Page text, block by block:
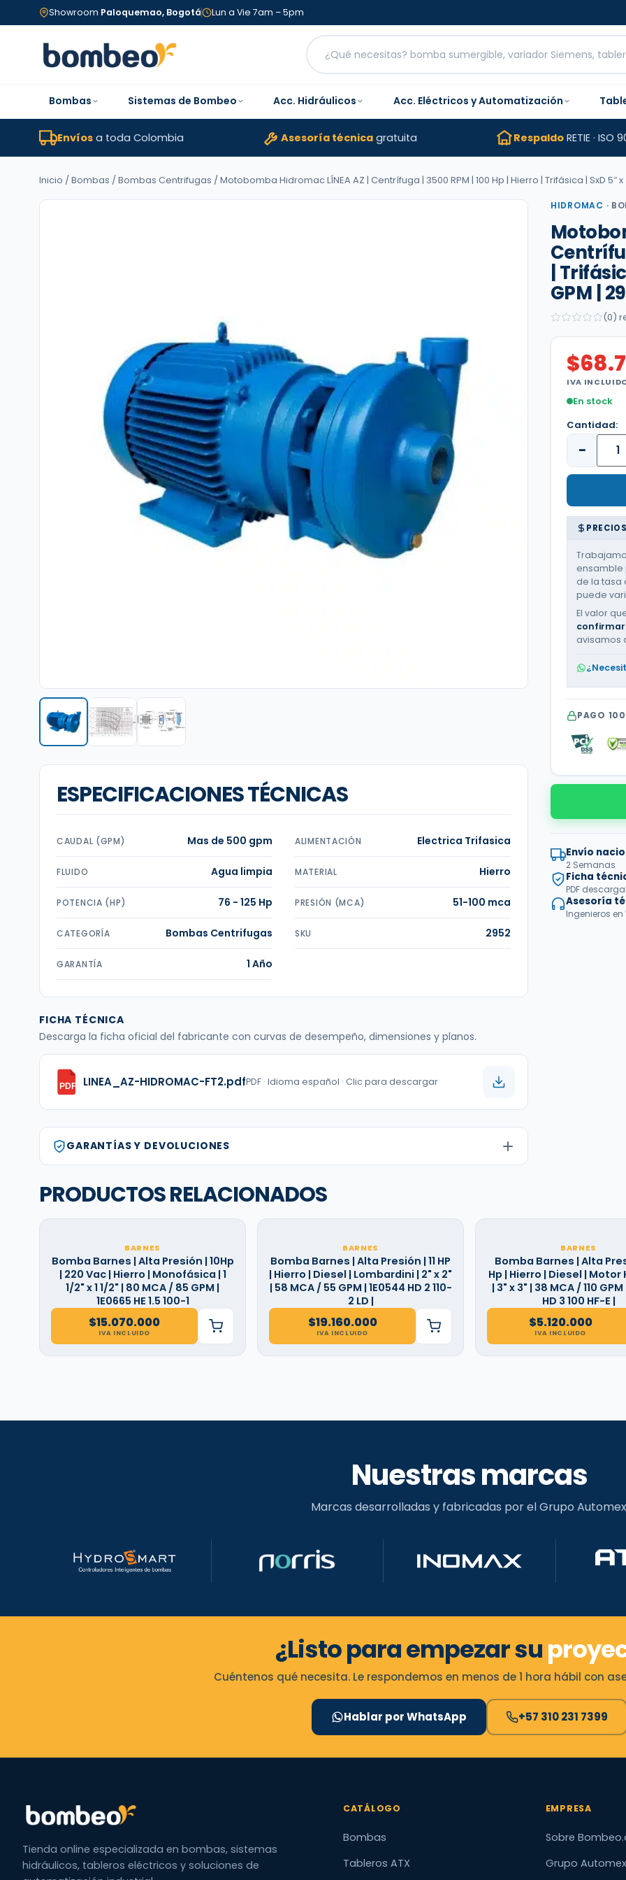
Showroom Paloquemao, Bogotá Lun a Vie 7am – 5pm
Bombas Sistemas de Bombeo Acc. Hidráulicos Acc. Eléctricos y Automatización
Envíos a toda Colombia Asesoría técnicagratuita Respaldo RETIE · ISO
Inicio /Bombas /Bombas Centrifugas / Motobomba Hidromac LÍNEA AZ | Centrífuga | 3500 RPM | 100 Hp | Hierro | Trifásica | SxD 5″
HIDROMAC ·
|
GPM |
(0)
$
IVA
En stock
Cantidad:
−
ensamble
de la tasa
puede
El valor
avisamos
PAGO
Envío
2 Semanas
Ficha
PDF
Asesoría
Ingenieros en
ESPECIFICACIONES TÉCNICAS
CAUDAL (GPM) Mas de 500 gpm ALIMENTACIÓN Electrica Trifasica
FLUIDO Agua limpia MATERIAL Hierro
POTENCIA (HP) 76 - 125 Hp PRESIÓN (MCA) 51-100 mca
CATEGORÍA Bombas Centrifugas SKU 2952
GARANTÍA 1 Año
FICHA TÉCNICA
Descarga la ficha oficial del fabricante con curvas de desempeño, dimensiones y planos.
PDF LINEA_AZ-HIDROMAC-FT2.pdfPDF · Idioma español · Clic para descargar
GARANTÍAS Y DEVOLUCIONES
PRODUCTOS RELACIONADOS
BARNES
Bomba Barnes | Alta Presión | 10Hp
| 220 Vac | Hierro | Monofásica | 1
1/2" x 1 1/2" | 80 MCA / 85 GPM |
1E0665 HE 1.5 100-1
$15.070.000
IVA INCLUIDO
BARNES
Bomba Barnes | Alta Presión | 11 HP
| Hierro | Diesel | Lombardini | 2" x 2"
| 58 MCA / 55 GPM | 1E0544 HD 2 110-
2 LD |
$19.160.000
IVA INCLUIDO
BARNES
Bomba Barnes | Alta
Hp | Hierro | Diesel | Motor
| 3" x 3" | 38 MCA / 110 GPM
HD 3 100 HF-E |
$5.120.000
IVA INCLUIDO
Nuestras marcas
Marcas desarrolladas y fabricadas por el Grupo
¿Listo para empezar su
Cuéntenos qué necesita. Le respondemos en menos de 1 hora hábil con
Hablar por WhatsApp +57 310 231 7399
Tienda online especializada en bombas, sistemas
hidráulicos, tableros eléctricos y soluciones de
CATÁLOGO
Bombas
Tableros ATX
EMPRESA
Sobre
Grupo Automex